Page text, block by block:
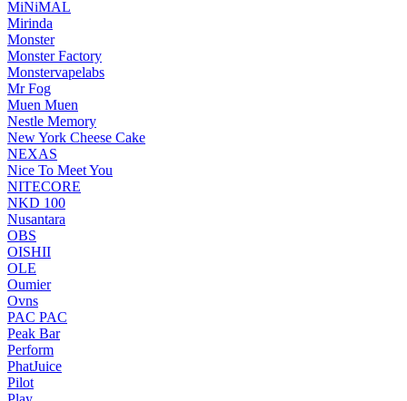
MiNiMAL
Mirinda
Monster
Monster Factory
Monstervapelabs
Mr Fog
Muen Muen
Nestle Memory
New York Cheese Cake
NEXAS
Nice To Meet You
NITECORE
NKD 100
Nusantara
OBS
OISHII
OLE
Oumier
Ovns
PAC PAC
Peak Bar
Perform
PhatJuice
Pilot